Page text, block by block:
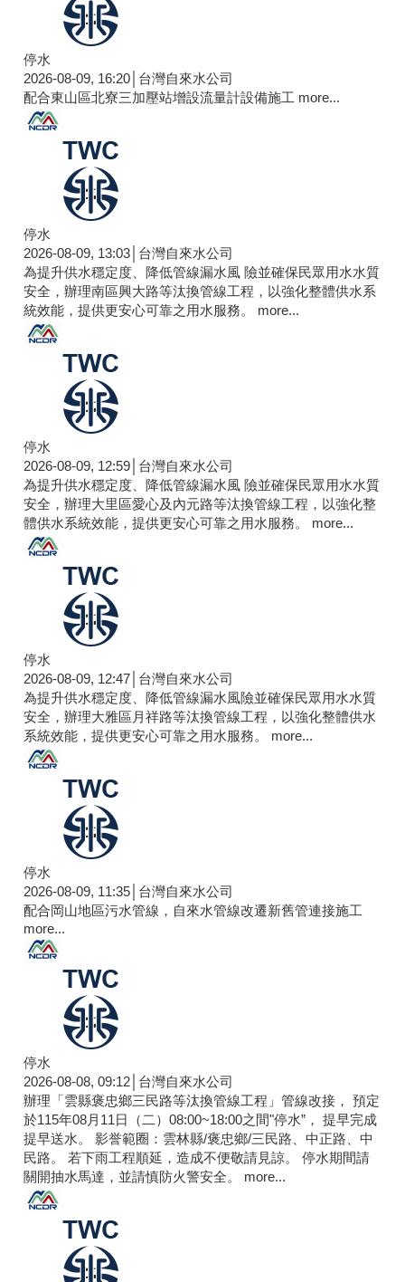
停水
2026-08-09, 16:20│台灣自來水公司
配合東山區北寮三加壓站增設流量計設備施工 more...
停水
2026-08-09, 13:03│台灣自來水公司
為提升供水穩定度、降低管線漏水風 險並確保民眾用水水質
安全，辦理南區興大路等汰換管線工程，以強化整體供水系
統效能，提供更安心可靠之用水服務。 more...
停水
2026-08-09, 12:59│台灣自來水公司
為提升供水穩定度、降低管線漏水風 險並確保民眾用水水質
安全，辦理大里區愛心及內元路等汰換管線工程，以強化整
體供水系統效能，提供更安心可靠之用水服務。 more...
停水
2026-08-09, 12:47│台灣自來水公司
為提升供水穩定度、降低管線漏水風險並確保民眾用水水質
安全，辦理大雅區月祥路等汰換管線工程，以強化整體供水
系統效能，提供更安心可靠之用水服務。 more...
停水
2026-08-09, 11:35│台灣自來水公司
配合岡山地區污水管線，自來水管線改遷新舊管連接施工
more...
停水
2026-08-08, 09:12│台灣自來水公司
辦理「雲縣褒忠鄉三民路等汰換管線工程」管線改接， 預定
於115年08月11日（二）08:00~18:00之間"停水”， 提早完成
提早送水。 影誉範圈：雲林縣/褒忠鄉/三民路、中正路、中
民路。 若下雨工程順延，造成不便敬請見諒。 停水期間請
關開抽水馬達，並請慎防火警安全。 more...